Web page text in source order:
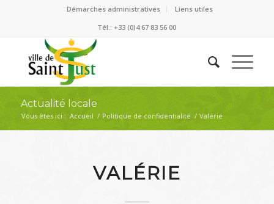
Démarches administratives
Liens utiles
Tél.: +33 (0)4 67 83 56 00
Actualité locale
Vous êtes ici : Accueil / Politique de confidentialité / Valérie
VALÉRIE